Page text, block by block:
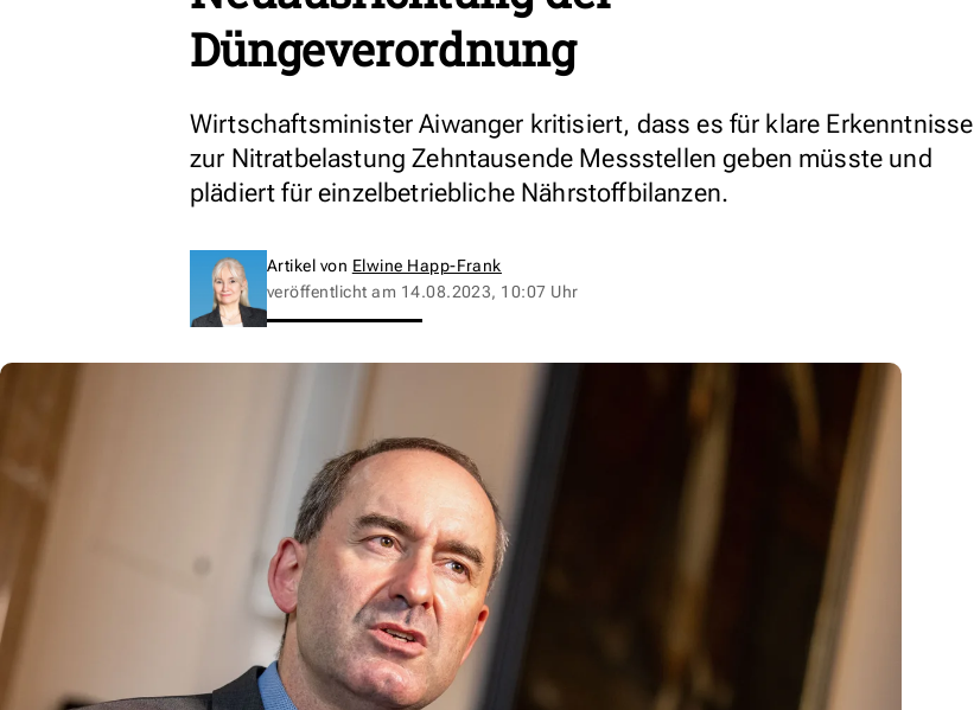
Düngeverordnung
Wirtschaftsminister Aiwanger kritisiert, dass es für klare Erkenntnisse
zur Nitratbelastung Zehntausende Messstellen geben müsste und
plädiert für einzelbetriebliche Nährstoffbilanzen.
Artikel von Elwine Happ-Frank
veröffentlicht am 14.08.2023, 10:07 Uhr